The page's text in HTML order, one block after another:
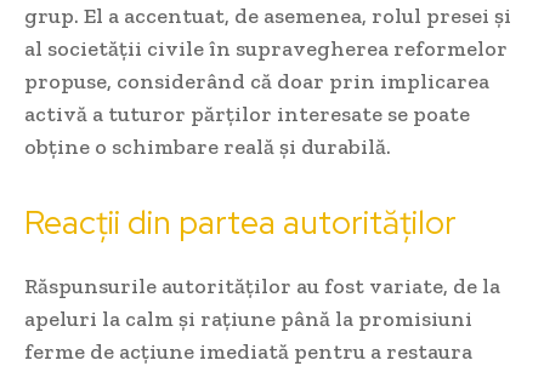
grup. El a accentuat, de asemenea, rolul presei și
al societății civile în supravegherea reformelor
propuse, considerând că doar prin implicarea
activă a tuturor părților interesate se poate
obține o schimbare reală și durabilă.
Reacții din partea autorităților
Răspunsurile autorităților au fost variate, de la
apeluri la calm și rațiune până la promisiuni
ferme de acțiune imediată pentru a restaura